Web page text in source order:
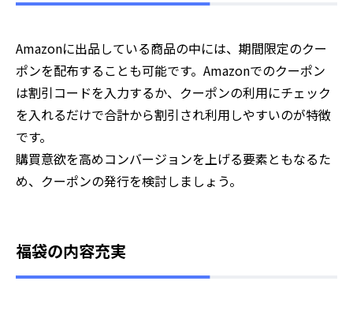
Amazonに出品している商品の中には、期間限定のクー
ポンを配布することも可能です。Amazonでのクーポン
は割引コードを入力するか、クーポンの利用にチェック
を入れるだけで合計から割引され利用しやすいのが特徴
です。
購買意欲を高めコンバージョンを上げる要素ともなるた
め、クーポンの発行を検討しましょう。
福袋の内容充実